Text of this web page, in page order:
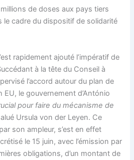
de doses aux pays tiers
le cadre du dispositif de solidarité
rapidement ajouté l’impératif de
à la tête du Conseil à
l’accord autour du plan de
EU, le gouvernement d’António
pour faire du mécanisme de
Ursula von der Leyen. Ce
son ampleur, s’est en effet
le 15 juin, avec l’émission par
obligations, d’un montant de